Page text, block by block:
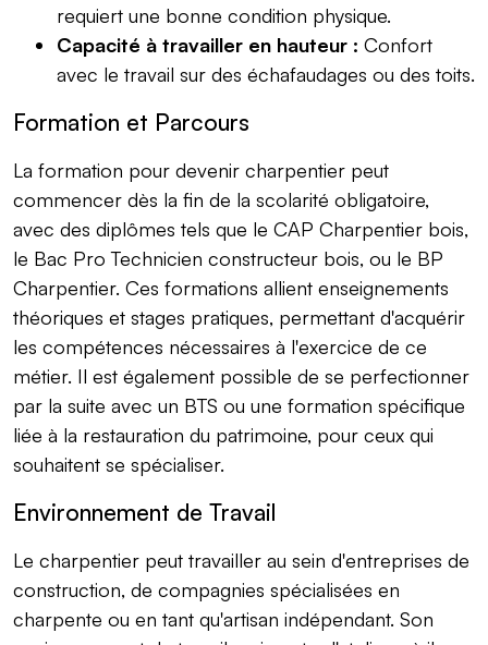
requiert une bonne condition physique.
Capacité à travailler en hauteur : Confort
avec le travail sur des échafaudages ou des toits.
Formation et Parcours
La formation pour devenir charpentier peut
commencer dès la fin de la scolarité obligatoire,
avec des diplômes tels que le CAP Charpentier bois,
le Bac Pro Technicien constructeur bois, ou le BP
Charpentier. Ces formations allient enseignements
théoriques et stages pratiques, permettant d'acquérir
les compétences nécessaires à l'exercice de ce
métier. Il est également possible de se perfectionner
par la suite avec un BTS ou une formation spécifique
liée à la restauration du patrimoine, pour ceux qui
souhaitent se spécialiser.
Environnement de Travail
Le charpentier peut travailler au sein d'entreprises de
construction, de compagnies spécialisées en
charpente ou en tant qu'artisan indépendant. Son